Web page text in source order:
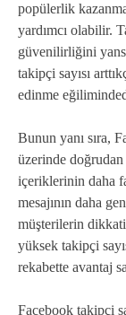
popülerlik
yardımcı olabilir.
güvenilirliğini
takipçi sayısı
edinme
Bunun yanı sıra,
üzerinde doğrudan
içeriklerinin daha
mesajının daha
müşterilerin
yüksek takipçi
rekabette avantaj
Facebook takipçi